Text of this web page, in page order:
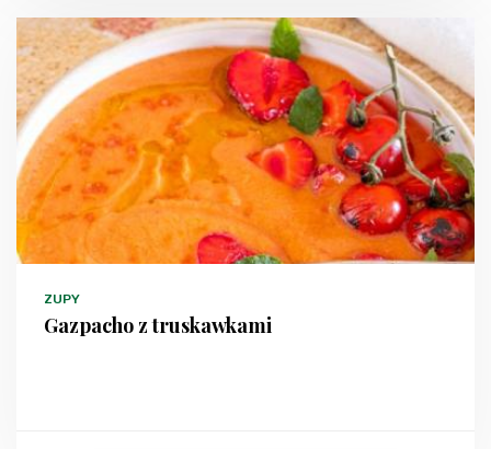
ZUPY
Gazpacho z truskawkami